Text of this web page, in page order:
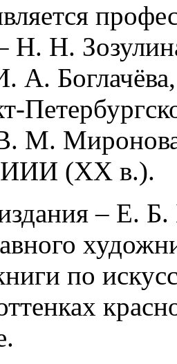
Н. Н.
А.
М.
(XX в.).
– Е.
по